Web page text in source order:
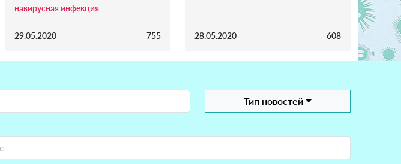
навирусная инфекция
29.05.2020 755 28.05.2020 608
Тип новостей